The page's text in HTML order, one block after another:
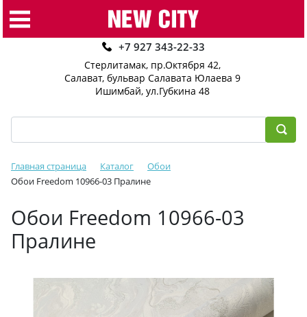
+7 927 343-22-33
Стерлитамак, пр.Октября 42,
Салават, бульвар Салавата Юлаева 9
Ишимбай, ул.Губкина 48
Главная страница Каталог
Обои
Обои Freedom 10966-03 Пралине
Обои Freedom 10966-03
Пралине